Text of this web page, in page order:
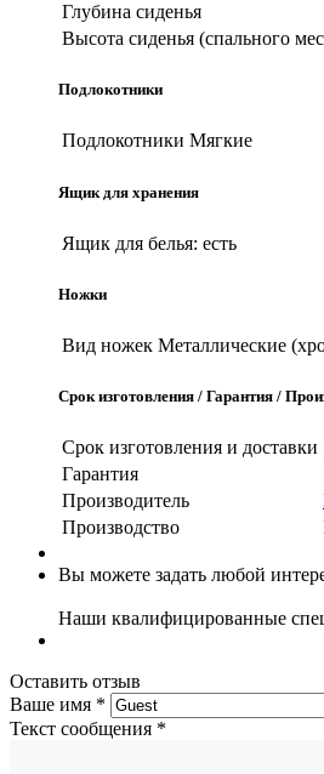
Глубина сиденья
Высота сиденья (спального
Подлокотники
Подлокотники Мягкие
Ящик для хранения
Ящик для белья: есть
Ножки
Вид ножек Металлические
Срок изготовления / Гарантия /
Срок изготовления и доставки
Гарантия
Производитель
Производство
Вы можете задать любой
Наши квалифицированные
Оставить отзыв
Ваше имя *
Текст сообщения *